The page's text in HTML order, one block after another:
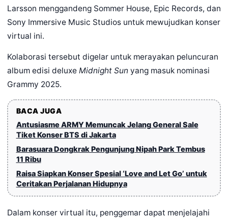
Larsson menggandeng Sommer House, Epic Records, dan
Sony Immersive Music Studios untuk mewujudkan konser
virtual ini.
Kolaborasi tersebut digelar untuk merayakan peluncuran
album edisi deluxe Midnight Sun yang masuk nominasi
Grammy 2025.
BACA JUGA
Antusiasme ARMY Memuncak Jelang General Sale
Tiket Konser BTS di Jakarta
Barasuara Dongkrak Pengunjung Nipah Park Tembus
11 Ribu
Raisa Siapkan Konser Spesial ‘Love and Let Go’ untuk
Ceritakan Perjalanan Hidupnya
Dalam konser virtual itu, penggemar dapat menjelajahi